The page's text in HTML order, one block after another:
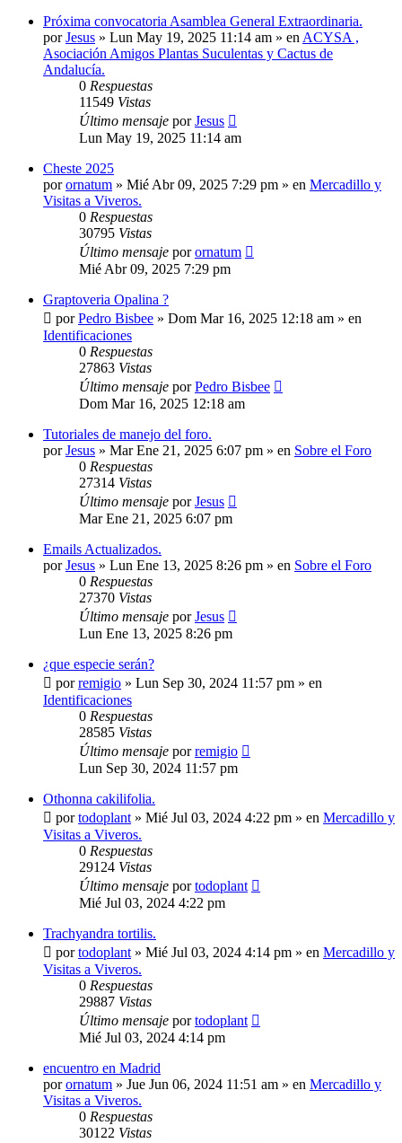
Próxima convocatoria Asamblea General Extraordinaria.
porJesus » Lun May 19, 2025 11:14 am » en ACYSA ,
Asociación Amigos Plantas Suculentas y Cactus de
Andalucía.
0 Respuestas
11549 Vistas
Último mensaje porJesus
Lun May 19, 2025 11:14 am
Cheste 2025
porornatum » Mié Abr 09, 2025 7:29 pm » en Mercadillo y
Visitas a Viveros.
0 Respuestas
30795 Vistas
Último mensaje porornatum
Mié Abr 09, 2025 7:29 pm
Graptoveria Opalina ?
porPedro Bisbee » Dom Mar 16, 2025 12:18 am » en
Identificaciones
0 Respuestas
27863 Vistas
Último mensaje porPedro Bisbee
Dom Mar 16, 2025 12:18 am
Tutoriales de manejo del foro.
porJesus » Mar Ene 21, 2025 6:07 pm » en Sobre el Foro
0 Respuestas
27314 Vistas
Último mensaje porJesus
Mar Ene 21, 2025 6:07 pm
Emails Actualizados.
porJesus » Lun Ene 13, 2025 8:26 pm » en Sobre el Foro
0 Respuestas
27370 Vistas
Último mensaje porJesus
Lun Ene 13, 2025 8:26 pm
¿que especie serán?
porremigio » Lun Sep 30, 2024 11:57 pm » en
Identificaciones
0 Respuestas
28585 Vistas
Último mensaje porremigio
Lun Sep 30, 2024 11:57 pm
Othonna cakilifolia.
portodoplant » Mié Jul 03, 2024 4:22 pm » en Mercadillo y
Visitas a Viveros.
0 Respuestas
29124 Vistas
Último mensaje portodoplant
Mié Jul 03, 2024 4:22 pm
Trachyandra tortilis.
portodoplant » Mié Jul 03, 2024 4:14 pm » en Mercadillo y
Visitas a Viveros.
0 Respuestas
29887 Vistas
Último mensaje portodoplant
Mié Jul 03, 2024 4:14 pm
encuentro en Madrid
porornatum » Jue Jun 06, 2024 11:51 am » en Mercadillo y
Visitas a Viveros.
0 Respuestas
30122 Vistas